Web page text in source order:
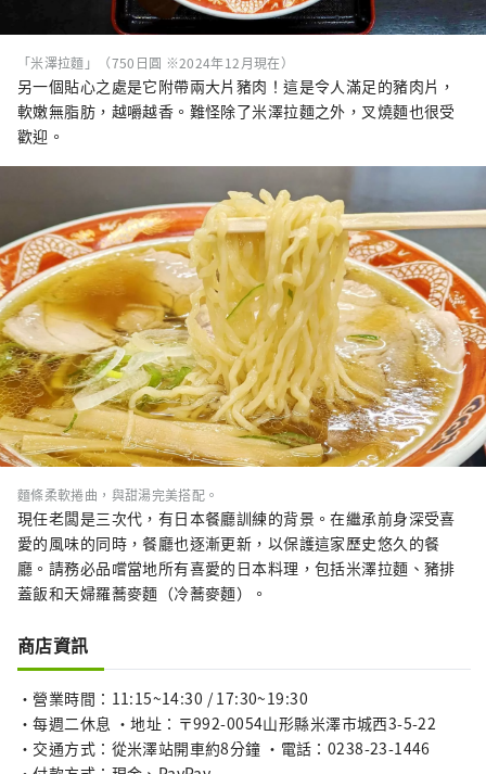
「米澤拉麵」（750日圓 ※2024年12月現在）
另一個貼心之處是它附帶兩大片豬肉！這是令人滿足的豬肉片，
軟嫩無脂肪，越嚼越香。難怪除了米澤拉麵之外，叉燒麵也很受
歡迎。
麵條柔軟捲曲，與甜湯完美搭配。
現任老闆是三次代，有日本餐廳訓練的背景。在繼承前身深受喜
愛的風味的同時，餐廳也逐漸更新，以保護這家歷史悠久的餐
廳。請務必品嚐當地所有喜愛的日本料理，包括米澤拉麵、豬排
蓋飯和天婦羅蕎麥麵（冷蕎麥麵）。
商店資訊
・營業時間：11:15~14:30 / 17:30~19:30
・每週二休息 ・地址：〒992-0054山形縣米澤市城西3-5-22
・交通方式：從米澤站開車約8分鐘 ・電話：0238-23-1446